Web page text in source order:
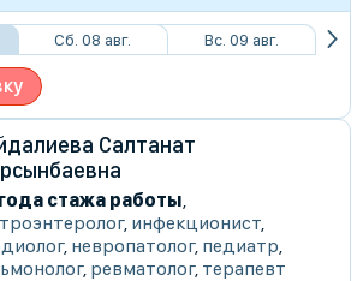
Сб. 08 авг. Вс. 09 авг.
Салтанат
стажа работы
, инфекционист
, невропатолог, педиатр
, ревматолог, терапевт